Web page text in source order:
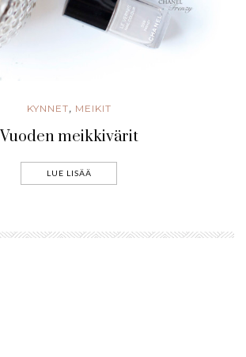
KYNNET, MEIKIT
Vuoden meikkivärit
LUE LISÄÄ